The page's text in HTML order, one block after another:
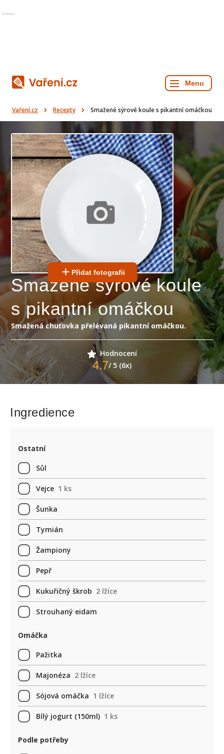
Reklama
Vaření.cz Recepty Smažené sýrové koule s pikantní omáčkou
Přidat fotografii
Smažené sýrové koule
s pikantní omáčkou
Smažená chuťovka přelévaná pikantní omáčkou.
Hodnocení
4.7/ 5 (6x)
Ingredience
Ostatní
Sůl
Vejce 1 ks
Šunka
Tymián
Žampiony
Pepř
Kukuřičný škrob 2 lžíce
Strouhaný eidam
Omáčka
Pažitka
Majonéza 2 lžíce
Sójová omáčka 1 lžíce
Bílý jogurt (150ml) 1 ks
Podle potřeby